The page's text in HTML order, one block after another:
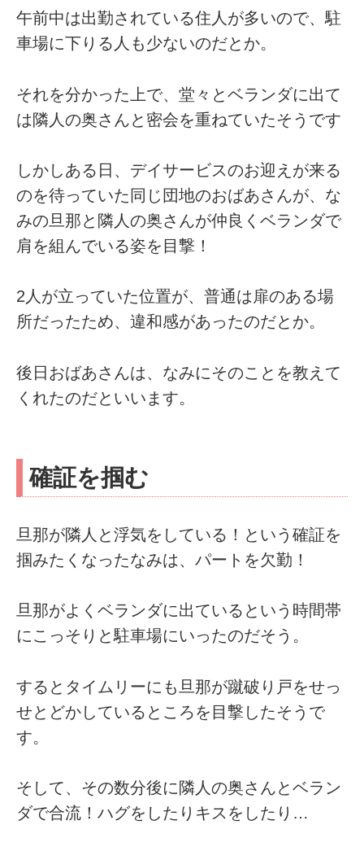
午前中は出勤されている住人が多いので、駐
車場に下りる人も少ないのだとか。
それを分かった上で、堂々とベランダに出て
は隣人の奥さんと密会を重ねていたそうです
しかしある日、デイサービスのお迎えが来る
のを待っていた同じ団地のおばあさんが、な
みの旦那と隣人の奥さんが仲良くベランダで
肩を組んでいる姿を目撃！
2人が立っていた位置が、普通は扉のある場
所だったため、違和感があったのだとか。
後日おばあさんは、なみにそのことを教えて
くれたのだといいます。
確証を掴む
旦那が隣人と浮気をしている！という確証を
掴みたくなったなみは、パートを欠勤！
旦那がよくベランダに出ているという時間帯
にこっそりと駐車場にいったのだそう。
するとタイムリーにも旦那が蹴破り戸をせっ
せとどかしているところを目撃したそうで
す。
そして、その数分後に隣人の奥さんとベラン
ダで合流！ハグをしたりキスをしたり…